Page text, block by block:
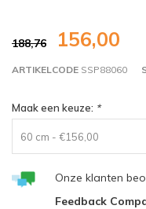
188,76 156,00
ARTIKELCODE SSP88060
Maak een keuze: *
60 cm - €156,00
Onze klanten
Feedback